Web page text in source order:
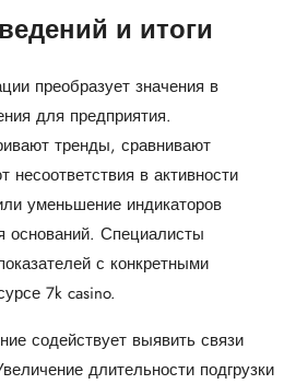
и итоги
преобразует значения в
для предприятия.
тренды, сравнивают
в активности
уменьшение индикаторов
оснований. Специалисты
с конкретными
7k casino.
содействует выявить связи
длительности подгрузки